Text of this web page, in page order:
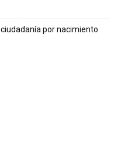
por nacimiento